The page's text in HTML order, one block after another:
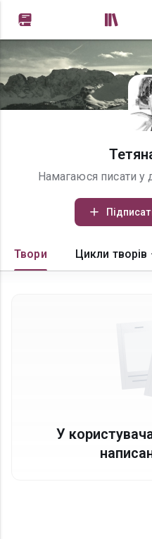
Намагаюся писати у
Твори Цикли творів
У